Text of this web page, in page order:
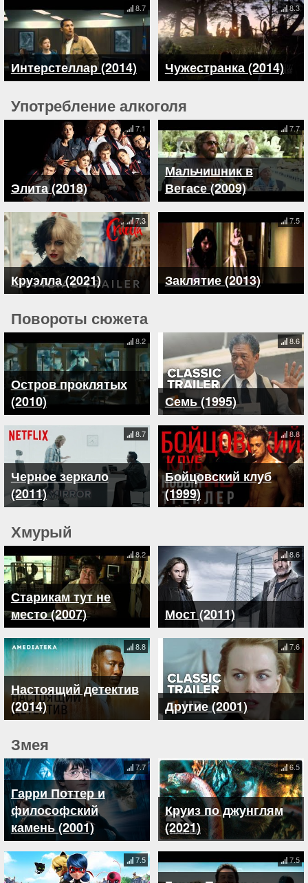
Интерстеллар (2014)
8.7
Чужестранка (2014)
8.3
Употребление алкоголя
Элита (2018)
7.1
Мальчишник в
Вегасе (2009)
7.7
Круэлла (2021)
7.3
Заклятие (2013)
7.5
Повороты сюжета
Остров проклятых
(2010)
8.2
Семь (1995)
8.6
Черное зеркало
(2011)
8.7
Бойцовский клуб
(1999)
8.8
Хмурый
Старикам тут не
место (2007)
8.2
Мост (2011)
8.6
Настоящий детектив
(2014)
8.8
Другие (2001)
7.6
Змея
Гарри Поттер и
философский
камень (2001)
7.7
Круиз по джунглям
(2021)
6.5
7.5 7.5